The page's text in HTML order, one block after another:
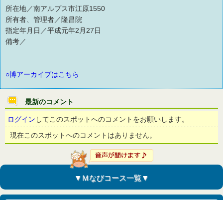
所在地／南アルプス市江原1550
所有者、管理者／隆昌院
指定年月日／平成元年2月27日
備考／
○博アーカイブはこちら
最新のコメント
ログイン してこのスポットへのコメントをお願いします。
現在このスポットへのコメントはありません。
▼Ｍなびコース一覧▼